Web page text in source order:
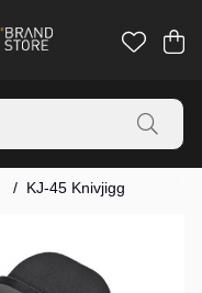
.
KJ-45 Knivjigg